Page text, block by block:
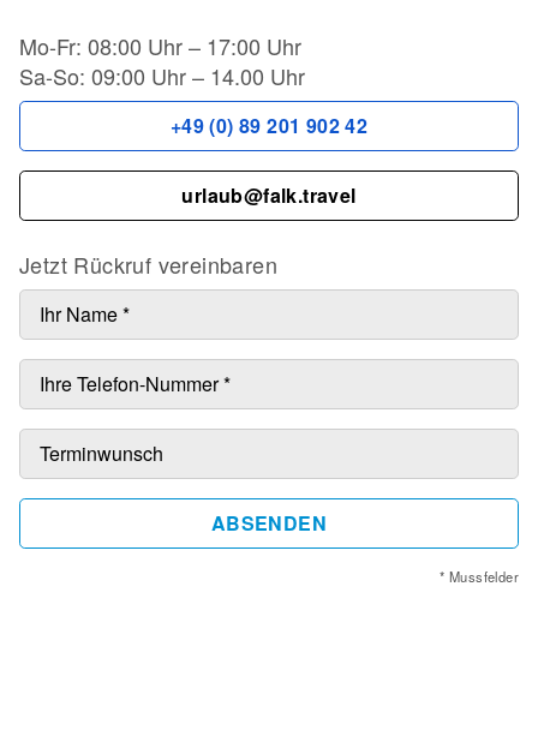
Mo-Fr: 08:00 Uhr – 17:00 Uhr
Sa-So: 09:00 Uhr – 14.00 Uhr
+49 (0) 89 201 902 42
urlaub@falk.travel
Jetzt Rückruf vereinbaren
ABSENDEN
* Mussfelder